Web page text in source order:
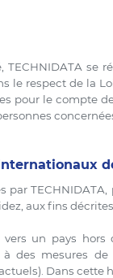
le respect de la
le compte
aux fins
un pays hors
des mesures
Dans cette